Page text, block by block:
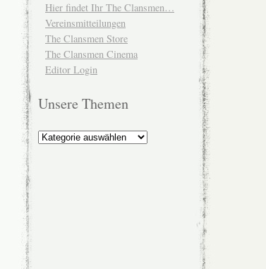
Hier findet Ihr The Clansmen…
Vereinsmitteilungen
The Clansmen Store
The Clansmen Cinema
Editor Login
Unsere Themen
Unsere
Themen